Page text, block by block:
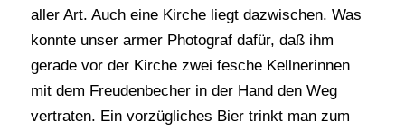
aller Art. Auch eine Kirche liegt dazwischen. Was
konnte unser armer Photograf dafür, daß ihm
gerade vor der Kirche zwei fesche Kellnerinnen
mit dem Freudenbecher in der Hand den Weg
vertraten. Ein vorzügliches Bier trinkt man zum